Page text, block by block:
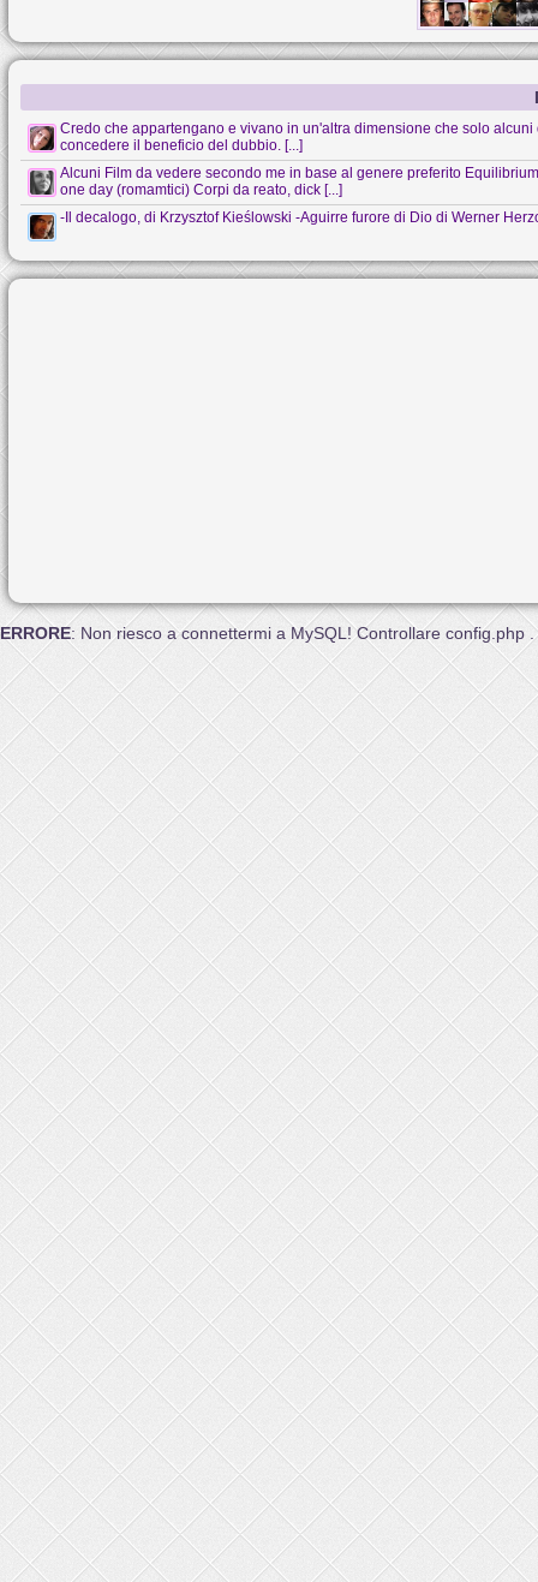
Credo che appartengano e vivano in un'altra dimensione che solo
concedere il beneficio del dubbio. [...]
Alcuni Film da vedere secondo me in base al genere preferito
one day (romamtici) Corpi da reato, dick [...]
-Il decalogo, di Krzysztof Kieślowski -Aguirre furore di Dio di Werner
ERRORE: Non riesco a connettermi a MySQL! Controllare config.php .